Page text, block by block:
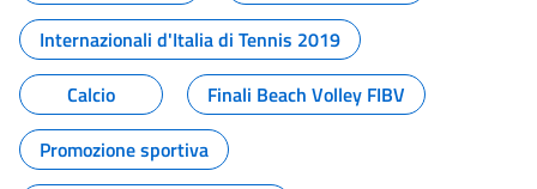
Internazionali d'Italia di Tennis 2019
Calcio
Finali Beach Volley FIBV
Promozione sportiva